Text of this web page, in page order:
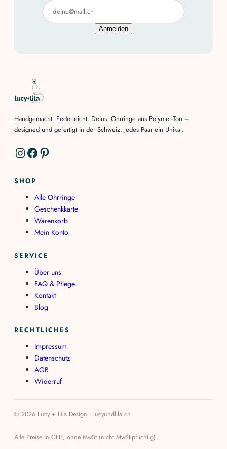
Anmelden
Handgemacht. Federleicht. Deins. Ohrringe aus Polymer-Ton –
designed und gefertigt in der Schweiz. Jedes Paar ein Unikat.
Instagram Facebook Pinterest
SHOP
Alle Ohrringe
Geschenkkarte
Warenkorb
Mein Konto
SERVICE
Über uns
FAQ & Pflege
Kontakt
Blog
RECHTLICHES
Impressum
Datenschutz
AGB
Widerruf
© 2026 Lucy + Lila Design · lucyundlila.ch
Alle Preise in CHF, ohne MwSt (nicht MwSt-pflichtig)